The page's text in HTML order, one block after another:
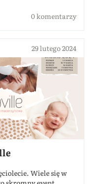
0 komentarzy
29 lutego 2024
Wiele się w